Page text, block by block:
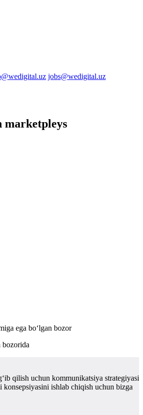
jobs@wedigital.uz
marketpleys
ega bo‘lgan bozor
bozorida
qilish uchun kommunikatsiya strategiyasi
konsepsiyasini ishlab chiqish uchun bizga